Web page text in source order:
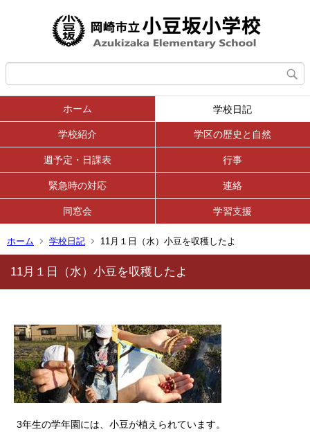
ホーム 学校日記
学校紹介 学区の歴史と自然
週予定・日課表 行事
緊急時の対応 連絡
同窓会 学習支援
ホーム 学校日記 11月１日（水）小豆を収穫したよ
11月１日（水）小豆を収穫したよ
3年生の学年園には、小豆が植えられています。